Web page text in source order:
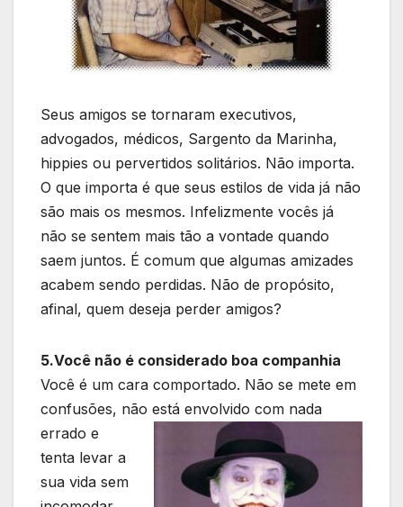
Seus amigos se tornaram executivos,
advogados, médicos, Sargento da Marinha,
hippies ou pervertidos solitários. Não importa.
O que importa é que seus estilos de vida já não
são mais os mesmos. Infelizmente vocês já
não se sentem mais tão a vontade quando
saem juntos. É comum que algumas amizades
acabem sendo perdidas. Não de propósito,
afinal, quem deseja perder amigos?
5.Você não é considerado boa companhia
Você é um cara comportado. Não se mete em
confusões, não está envolvido com nada
errado e
tenta levar a
sua vida sem